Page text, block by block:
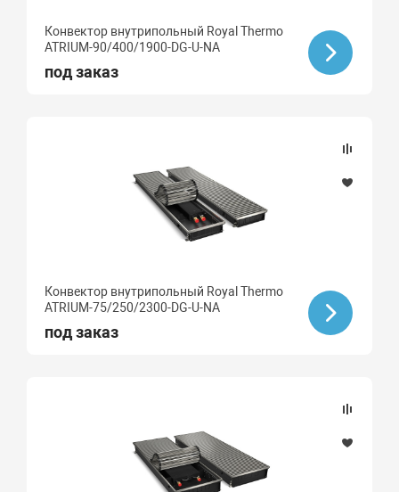
Конвектор внутрипольный Royal Thermo
ATRIUM-90/400/1900-DG-U-NA
под заказ
Конвектор внутрипольный Royal Thermo
ATRIUM-75/250/2300-DG-U-NA
под заказ